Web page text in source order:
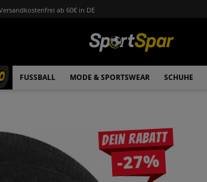
ab 60€ in DE
FUSSBALL MODE & SPORTSWEAR SCHUHE
Dein Rabatt
-27%